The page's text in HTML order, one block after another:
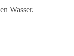
Wasser.